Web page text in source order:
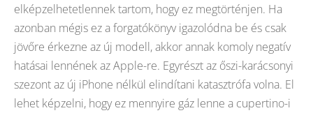
elképzelhetetlennek tartom, hogy ez megtörténjen. Ha
azonban mégis ez a forgatókönyv igazolódna be és csak
jövőre érkezne az új modell, akkor annak komoly negatív
hatásai lennének az Apple-re. Egyrészt az őszi-karácsonyi
szezont az új iPhone nélkül elindítani katasztrófa volna. El
lehet képzelni, hogy ez mennyire gáz lenne a cupertino-i